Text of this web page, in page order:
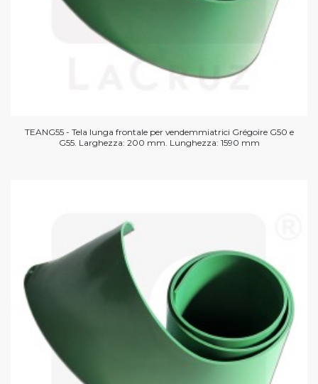
TEANG55 - Tela lunga frontale per vendemmiatrici Grégoire G50 e
G55. Larghezza: 200 mm. Lunghezza: 1590 mm